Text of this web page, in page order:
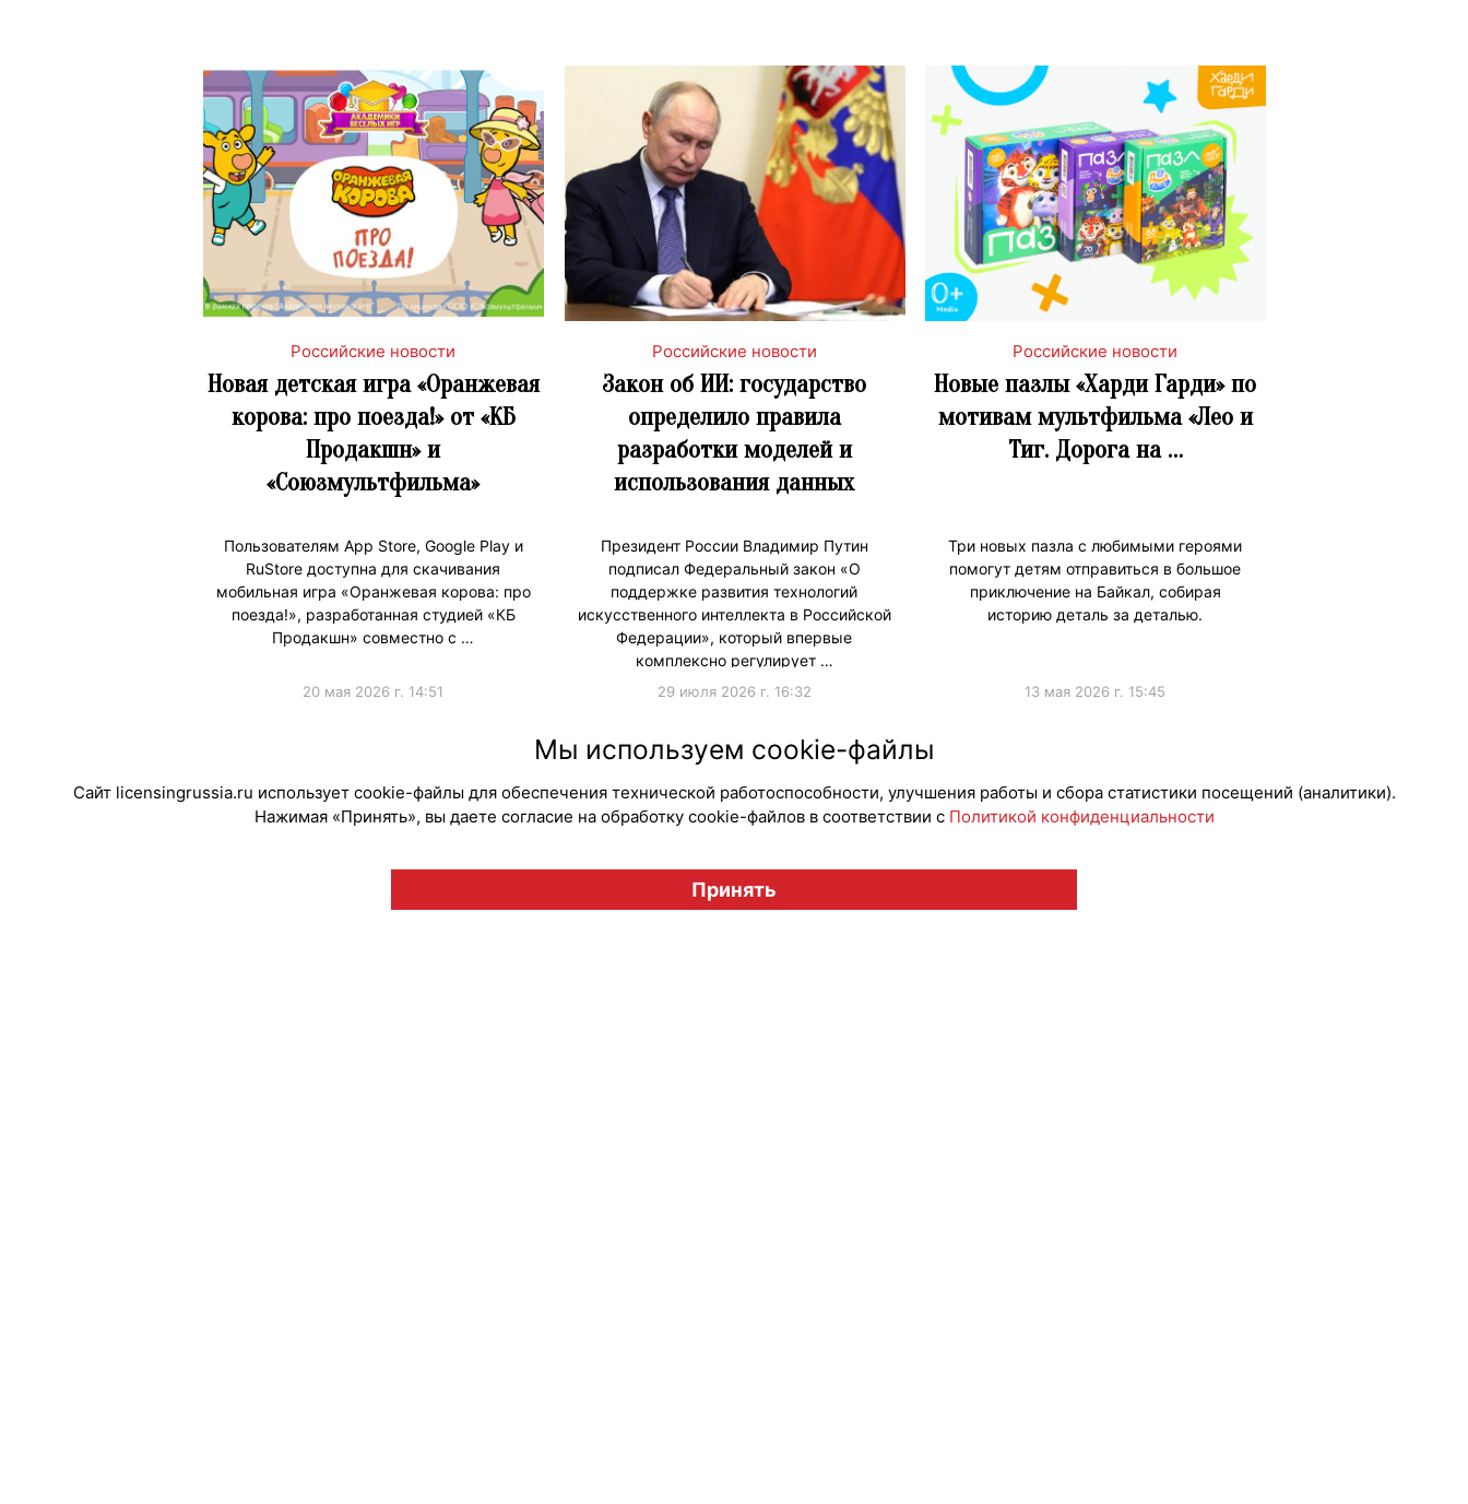
Российские новости
Новая детская игра «Оранжевая
корова: про поезда!» от «КБ
Продакшн» и
«Союзмультфильма»
Пользователям App Store, Google Play и
RuStore доступна для скачивания
мобильная игра «Оранжевая корова: про
поезда!», разработанная студией «КБ
Продакшн» совместно с …
20 мая 2026 г. 14:51
Российские новости
Закон об ИИ: государство
определило правила
разработки моделей и
использования данных
Президент России Владимир Путин
подписал Федеральный закон «О
поддержке развития технологий
искусственного интеллекта в Российской
Федерации», который впервые
комплексно регулирует …
29 июля 2026 г. 16:32
Российские новости
Новые пазлы «Харди Гарди» по
мотивам мультфильма «Лео и
Тиг. Дорога на …
Три новых пазла с любимыми героями
помогут детям отправиться в большое
приключение на Байкал, собирая
историю деталь за деталью.
13 мая 2026 г. 15:45
© "Вестник лицензионного рынка", licensingrussia.ru, 2009-2026 12+
Мы используем cookie-файлы
Сайт licensingrussia.ru использует cookie-файлы для обеспечения технической работоспособности, улучшения работы и сбора статистики посещений (аналитики).
Нажимая «Принять», вы даете согласие на обработку cookie-файлов в соответствии с Политикой конфиденциальности
Принять